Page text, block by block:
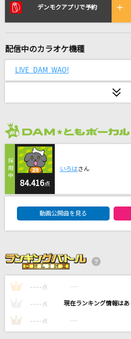
リアルタイムで歌われて
酔いどれ知らず
[生音]Wherever you are
Aimer(エメ)
必然メーカー
エルダーフラワー
Official髭男dism
[生音]バス・ストップ
平浩二
FANTASTIC BABY
BIGBANG
[生音]サライ
デンモクアプリで予約
配信中のカラオケ機種
LIVE DAM WAO!
84.416点
いろはさん
動画公開曲を見る
1 ---- 点 ----
---- 点 ----
3 ---- 点 ----